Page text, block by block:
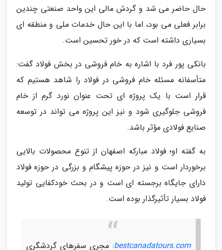
حال حاضر می شد و گردش مالی این واحد صنعتی چندین
برابر فعلی می بود، اما با این حال خدمات ملی و منطقه ای
بسیاری داشته است که در خور تحسین است.
بانکی پور فرد با اشاره به خام فروشی در بخش فولاد گفت:
متأسفانه مسئله خام فروشی در فولاد را شاهد هستیم که
قرار است با یک پروژه ای تحت عنوان نورد گرم از خام
فروشی جلوگیری شود و نیز این پروژه می تواند در توسعه
صنایع فولادی مؤثر باشد.
به گفته او؛ فولاد مبارکه اصفهان از تنوع محصولات بالایی
برخوردار است و نیز در حوزه پیشگام و بزرگی در حوزه فولاد
دارای جایگاه برجسته ای است و در بحث خودکفایی تولید
فولاد بسیار تأثیرگذار بوده است.
bestcanadatours.com: مجری سفرهای گردشگری